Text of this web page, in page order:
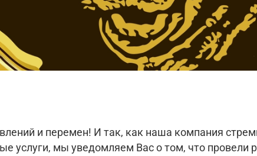
и перемен! И так, как наша компания
услуги, мы уведомляем Вас о том, что